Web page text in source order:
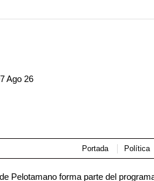
Ago 26
Portada Política